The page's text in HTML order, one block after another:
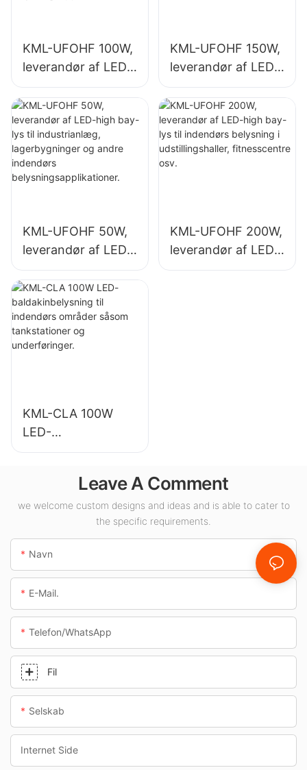
KML-UFOHF 100W,
leverandør af LED-
high bay-lys til
industrianlæg,
lagerbygninger og
andre indendørs
belysningsapplikati
oner.
KML-UFOHF 150W,
leverandør af LED-
high bay-lys til
indendørs
belysning i
industrianlæg,
fitnesscentre osv.
KML-UFOHF 50W,
leverandør af LED-
high bay-lys til
industrianlæg,
lagerbygninger og
andre indendørs
belysningsapplikati
KML-UFOHF 200W,
leverandør af LED-
high bay-lys til
KML-CLA 100W
LED-
baldakinbelysning
områder såsom
tankstationer og
underføringer.
Leave A Comment
we welcome custom designs and ideas and is able to cater to
the specific requirements.
Navn
E-Mail.
Telefon/whatsApp
Fil
Selskab
Internet Side